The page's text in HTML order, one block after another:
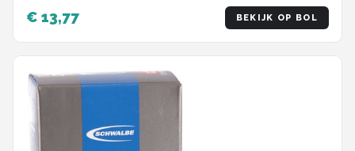
€ 13,77 BEKIJK OP BOL